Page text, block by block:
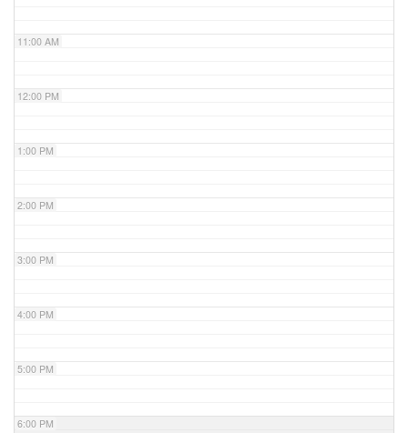
11:00 AM
12:00 PM
1:00 PM
2:00 PM
3:00 PM
4:00 PM
5:00 PM
6:00 PM